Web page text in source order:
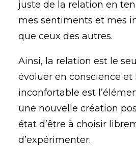
juste de la relation en
mes sentiments et mes
que ceux des autres.
Ainsi, la relation est le
évoluer en conscience
inconfortable est
une nouvelle création
état d’être à choisir
d’expérimenter.